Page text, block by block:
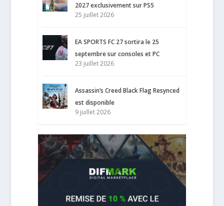
2027 exclusivement sur PS5
25 juillet 2026
EA SPORTS FC 27 sortira le 25
septembre sur consoles et PC
23 juillet 2026
Assassin’s Creed Black Flag Resynced
est disponible
9 juillet 2026